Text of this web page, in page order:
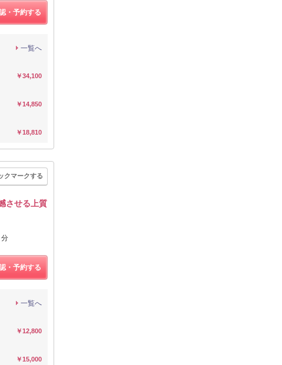
・予約する
一覧へ
￥34,100
￥14,850
￥18,810
クマークする
させる上質
・予約する
一覧へ
￥12,800
￥15,000